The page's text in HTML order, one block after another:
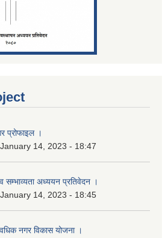
प्रोफाइल ।
14, 2023 - 18:47
सम्भाव्यता अध्ययन प्रतिवेदन ।
14, 2023 - 18:45
नगर विकास योजना ।